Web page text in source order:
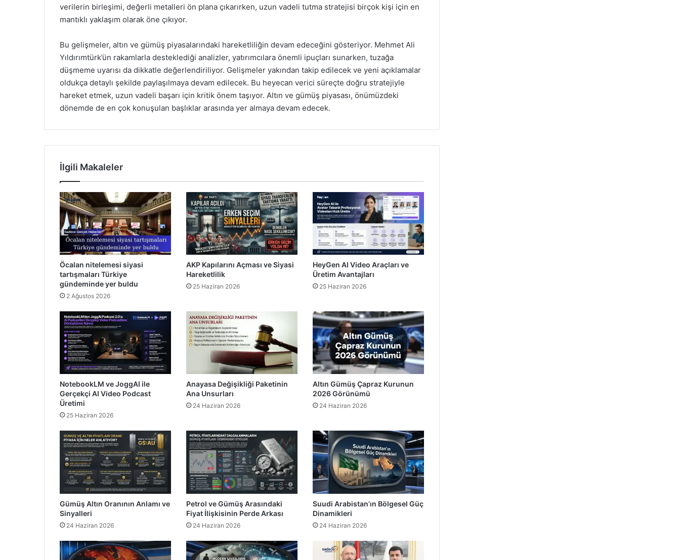
verilerin birleşimi, değerli metalleri ön plana çıkarırken, uzun vadeli tutma stratejisi birçok kişi için en
mantıklı yaklaşım olarak öne çıkıyor.
Bu gelişmeler, altın ve gümüş piyasalarındaki hareketliliğin devam edeceğini gösteriyor. Mehmet Ali
Yıldırımtürk’ün rakamlarla desteklediği analizler, yatırımcılara önemli ipuçları sunarken, tuzağa
düşmeme uyarısı da dikkatle değerlendiriliyor. Gelişmeler yakından takip edilecek ve yeni açıklamalar
oldukça detaylı şekilde paylaşılmaya devam edilecek. Bu heyecan verici süreçte doğru stratejiyle
hareket etmek, uzun vadeli başarı için kritik önem taşıyor. Altın ve gümüş piyasası, önümüzdeki
dönemde de en çok konuşulan başlıklar arasında yer almaya devam edecek.
İlgili Makaleler
Öcalan nitelemesi siyasi
tartışmaları Türkiye
gündeminde yer buldu
2 Ağustos 2026
AKP Kapılarını Açması ve Siyasi
Hareketlilik
25 Haziran 2026
HeyGen AI Video Araçları ve
Üretim Avantajları
25 Haziran 2026
NotebookLM ve JoggAI ile
Gerçekçi AI Video Podcast
Üretimi
25 Haziran 2026
Anayasa Değişikliği Paketinin
Ana Unsurları
24 Haziran 2026
Altın Gümüş Çapraz Kurunun
2026 Görünümü
24 Haziran 2026
Gümüş Altın Oranının Anlamı ve
Sinyalleri
24 Haziran 2026
Petrol ve Gümüş Arasındaki
Fiyat İlişkisinin Perde Arkası
24 Haziran 2026
Suudi Arabistan’ın Bölgesel Güç
Dinamikleri
24 Haziran 2026